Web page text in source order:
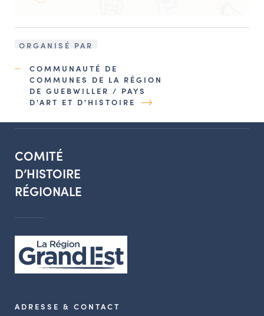
ORGANISÉ PAR
COMMUNAUTÉ DE
COMMUNES DE LA RÉGION
DE GUEBWILLER / PAYS
D'ART ET D'HISTOIRE
COMITÉ
D’HISTOIRE
RÉGIONALE
ADRESSE & CONTACT